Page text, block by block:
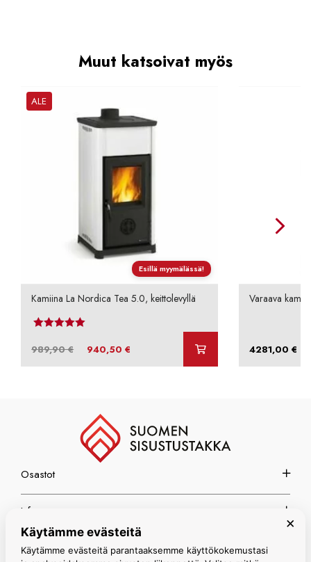
Muut katsoivat myös
Esillä myymälässä!
ALE
Kamiina La Nordica Tea 5.0, keittolevyllä
989,90€
Alkuperäinen
940,50€
Varaava
4281,00 €
Osastot
Info
Espoon myymälä
×
Käytämme evästeitä
Käytämme evästeitä parantaaksemme käyttökokemustasi